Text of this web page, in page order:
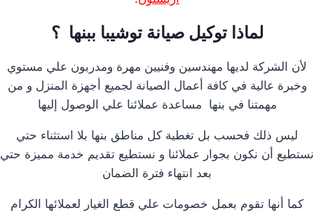
لماذا توكيل صيانة توشيبا ببنها ؟
لأن الشركة لديها مهندسين وفنيين مهرة ومدربون علي مستوي
وخبرة عالية في كافة أعمال الصيانة لجميع أجهزة المنزل و من
مهمتنا في بنها مساعدة عملائنا علي الوصول إليها
ليس ذلك فحسب بل تغطية كل مناطق بنها بلا استثناء حتي
نستطيع أن نكون بجوار عملائنا و نستطيع تقديم خدمة مميزة حتي
بعد انتهاء فترة الضمان
كما أنها تقوم بعمل خصومات علي قطع الغيار لعملائها الكرام